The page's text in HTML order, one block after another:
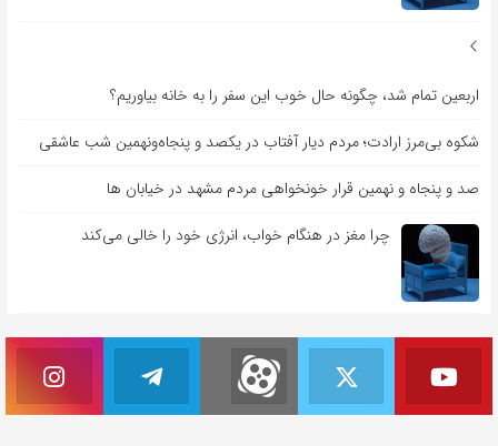
اربعین تمام شد، چگونه حال خوب این سفر را به خانه بیاوریم؟
شکوه بی‌مرز ارادت؛ مردم دیار آفتاب در یکصد و پنجاه‌ونهمین شب عاشقی
صد و پنجاه و نهمین قرار خونخواهی مردم مشهد در خیابان ها
چرا مغز در هنگام خواب، انرژی خود را خالی می‌کند